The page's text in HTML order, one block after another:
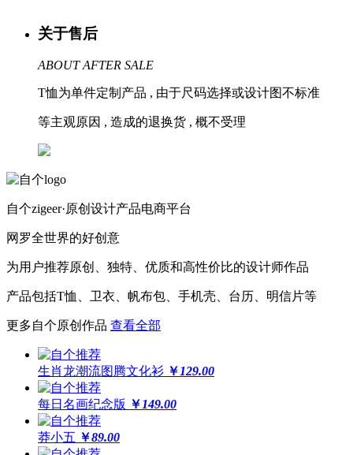
关于售后
ABOUT AFTER SALE
T恤为单件定制产品 , 由于尺码选择或设计图不标准
等主观原因 , 造成的退换货 , 概不受理
自个zigeer·原创设计产品电商平台
网罗全世界的好创意
为用户推荐原创、独特、优质和高性价比的设计师作品
产品包括T恤、卫衣、帆布包、手机壳、台历、明信片等
更多自个原创作品 查看全部
生肖龙潮流图腾文化衫 ￥ 129.00
每日名画纪念版 ￥ 149.00
莽小五 ￥89.00